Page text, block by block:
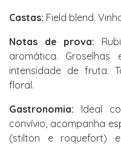
Castas: Field blend.
Notas de prova:
aromática. Groselhas
intensidade de fruta.
floral.
Gastronomia: Ideal
convívio, acompanha
(stilton e roquefort)